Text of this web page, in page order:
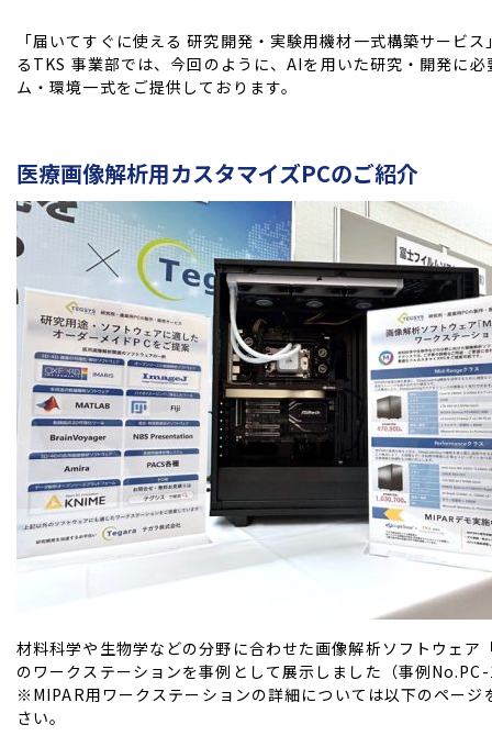
「届いてすぐに使える 研究開発・実験用機材一式構築サービ
るTKS 事業部では、今回のように、AIを用いた研究・開発に必
ム・環境一式をご提供しております。
医療画像解析用カスタマイズPCのご紹介
材料科学や生物学などの分野に合わせた画像解析ソフトウェア
のワークステーションを事例として展示しました（事例
※MIPAR用ワークステーションの詳細については以下のページ
さい。